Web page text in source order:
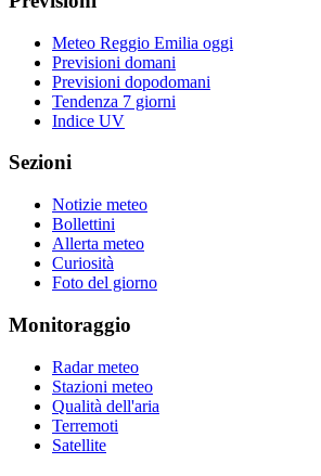
Meteo Reggio Emilia oggi
Previsioni domani
Previsioni dopodomani
Tendenza 7 giorni
Indice UV
Sezioni
Notizie meteo
Bollettini
Allerta meteo
Curiosità
Foto del giorno
Monitoraggio
Radar meteo
Stazioni meteo
Qualità dell'aria
Terremoti
Satellite